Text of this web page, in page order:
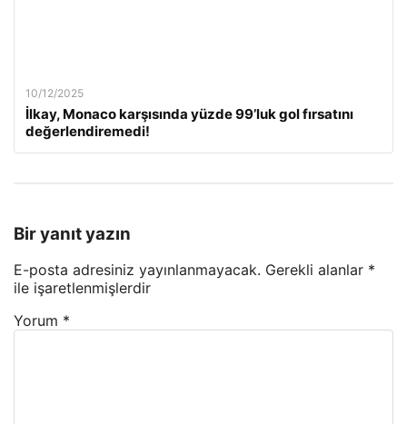
10/12/2025
İlkay, Monaco karşısında yüzde 99’luk gol fırsatını
değerlendiremedi!
Bir yanıt yazın
E-posta adresiniz yayınlanmayacak. Gerekli alanlar *
ile işaretlenmişlerdir
Yorum *